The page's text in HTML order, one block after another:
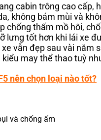
cabin trông cao cấp,
không bám mùi và
chống thấm mồ hôi,
lưng tốt hơn khi lái xe
vẫn đẹp sau vài năm
may thể thao tuỳ
nên chọn loại nào tốt?
và chống ẩm